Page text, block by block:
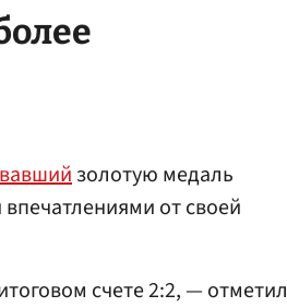
золотую медаль
от своей
счете 2:2, — отметил